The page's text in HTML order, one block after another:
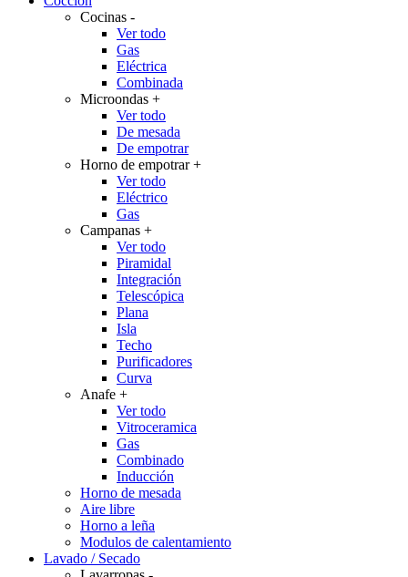
Cocinas -
Ver todo
Gas
Eléctrica
Combinada
Microondas +
Ver todo
De mesada
De empotrar
Horno de empotrar+
Ver todo
Eléctrico
Gas
Campanas +
Ver todo
Piramidal
Integración
Telescópica
Plana
Isla
Techo
Purificadores
Curva
Anafe +
Ver todo
Vitroceramica
Gas
Combinado
Inducción
Horno de mesada
Aire libre
Horno a leña
Modulos de calentamiento
Lavado / Secado